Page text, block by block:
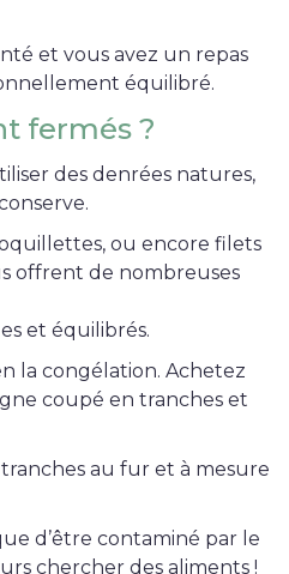
et vous avez un repas
équilibré.
fermés ?
des denrées natures,
ou encore filets
offrent de nombreuses
et équilibrés.
la congélation. Achetez
coupé en tranches et
au fur et à mesure
d’être contaminé par le
chercher des aliments !